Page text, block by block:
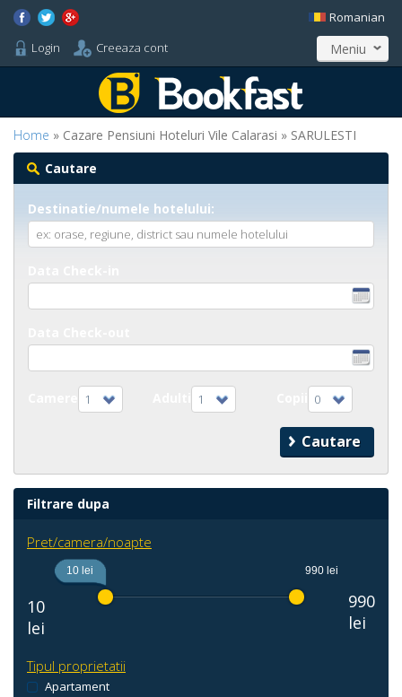
Login Creeaza cont
Romanian
Meniu
Home » Cazare Pensiuni Hoteluri Vile Calarasi » SARULESTI
Cautare
Destinatie/numele hotelului:
1 1 0
Filtrare dupa
Pret/camera/noapte
10
lei
10 lei 990 lei
990
lei
Tipul proprietatii
Apartament